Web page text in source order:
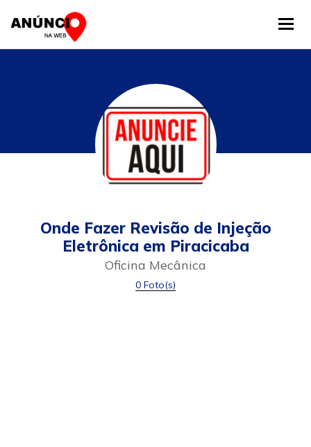
Onde Fazer Revisão de Injeção
Eletrônica em Piracicaba
Oficina Mecânica
0 Foto(s)